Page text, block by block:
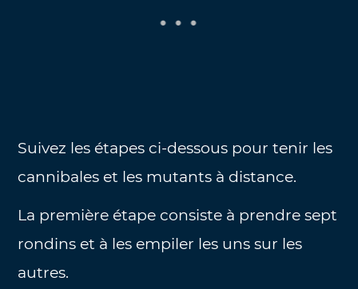
Suivez les étapes ci-dessous pour tenir les
cannibales et les mutants à distance.
La première étape consiste à prendre sept
rondins et à les empiler les uns sur les
autres.